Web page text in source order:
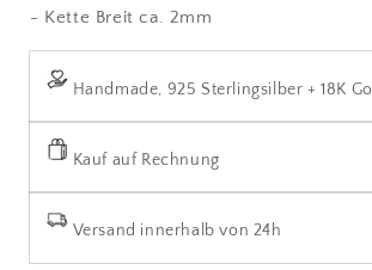
- Kette Breit ca. 2mm
Handmade, 925 Sterlingsilber + 18K
Kauf auf Rechnung
Versand innerhalb von 24h